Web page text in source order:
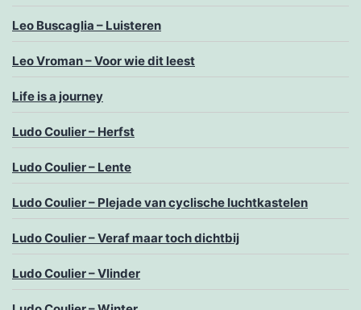
Leo Buscaglia – Luisteren
Leo Vroman – Voor wie dit leest
Life is a journey
Ludo Coulier – Herfst
Ludo Coulier – Lente
Ludo Coulier – Plejade van cyclische luchtkastelen
Ludo Coulier – Veraf maar toch dichtbij
Ludo Coulier – Vlinder